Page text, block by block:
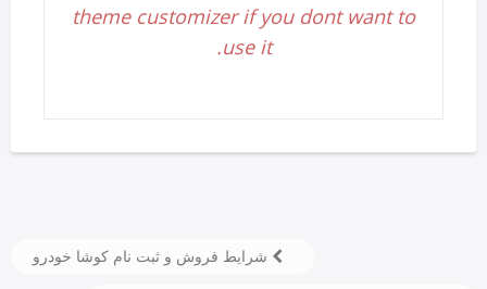
theme customizer if you dont want to
use it.
شرایط فروش و ثبت نام کوشا خودرو